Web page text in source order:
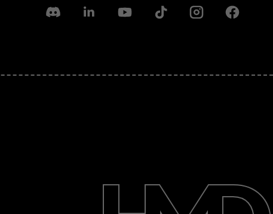
الدعم
Facebook
Instagram
Tiktok
Youtube
Linkedin
Discord